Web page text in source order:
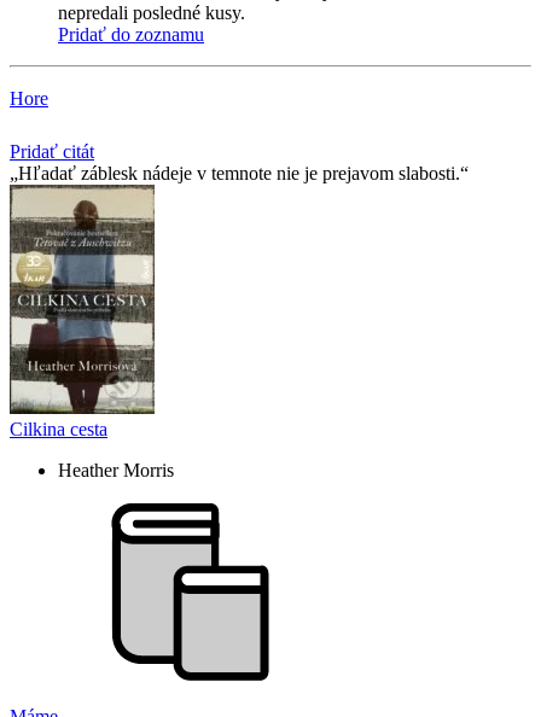
nepredali posledné kusy.
Pridať do zoznamu
Hore
Pridať citát
Hľadať záblesk nádeje v temnote nie je prejavom slabosti.
Cilkina cesta
Heather Morris